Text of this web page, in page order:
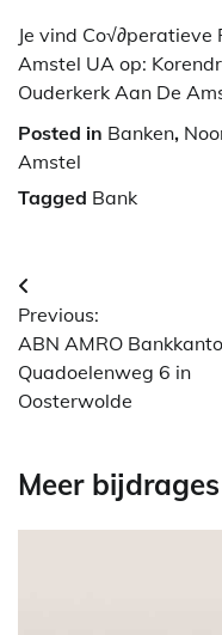
Je vind
Amstel UA op:
Ouderkerk Aan De
Posted in Banken,
Amstel
Tagged Bank
Berichtnavigatie
Previous:
ABN AMRO
Quadoelenweg 6 in
Oosterwolde
Meer bijdrages